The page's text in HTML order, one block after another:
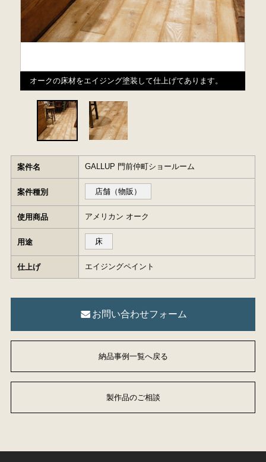
オークの床材をエイジング塗装して仕上げてあります。
案件名 GALLUP 門前仲町ショールーム
案件種別 店舗（物販）
使用商品 アメリカン オーク
用途 床
仕上げ エイジングペイント
お問い合わせフォーム
納品事例一覧へ戻る
製作品のご相談